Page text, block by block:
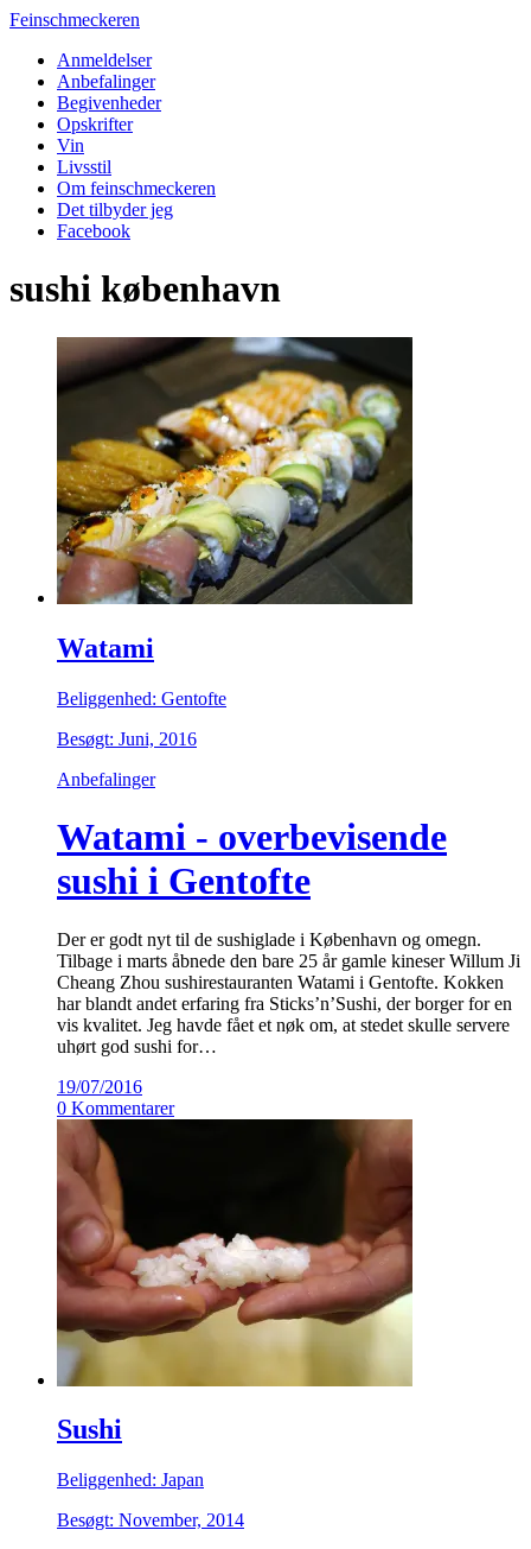
Feinschmeckeren
Anmeldelser
Anbefalinger
Begivenheder
Opskrifter
Vin
Livsstil
Om feinschmeckeren
Det tilbyder jeg
Facebook
sushi københavn
Watami
Beliggenhed: Gentofte
Besøgt: Juni, 2016
Anbefalinger
Watami - overbevisende
sushi i Gentofte
Der er godt nyt til de sushiglade i København og omegn.
Tilbage i marts åbnede den bare 25 år gamle kineser Willum Ji
Cheang Zhou sushirestauranten Watami i Gentofte. Kokken
har blandt andet erfaring fra Sticks’n’Sushi, der borger for en
vis kvalitet. Jeg havde fået et nøk om, at stedet skulle servere
uhørt god sushi for…
19/07/2016
0 Kommentarer
Sushi
Beliggenhed: Japan
Besøgt: November, 2014